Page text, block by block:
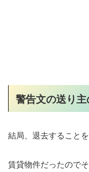
警告文の送り主
結局、退去すること
賃貸物件だったので